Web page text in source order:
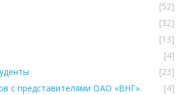
[52]
[32]
[13]
[4]
[23]
с представителями ОАО «ВНГ».
[4]